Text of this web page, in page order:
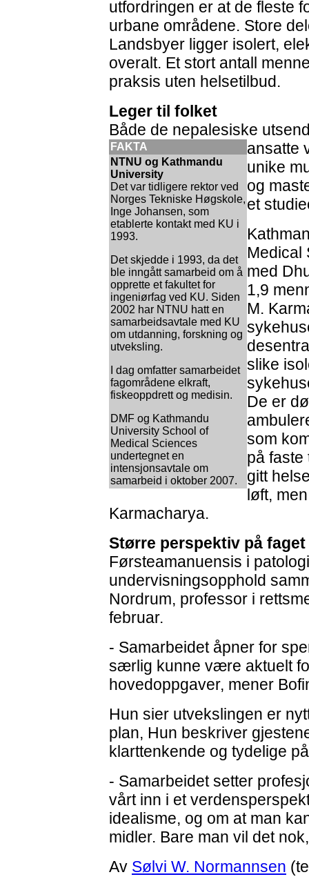
utfordringen er at de fleste
urbane områdene. Store
Landsbyer ligger isolert,
overalt. Et stort antall
praksis uten helsetilbud.
Leger til folket
Både de nepalesiske
ansatte
FAKTA
NTNU og Kathmandu
University
Det var tidligere rektor ved
Norges Tekniske Høgskole,
Inge Johansen, som
etablerte kontakt med KU i
1993.
Det skjedde i 1993, da det
ble inngått samarbeid om å
opprette et fakultet for
ingeniørfag ved KU. Siden
2002 har NTNU hatt en
samarbeidsavtale med KU
om utdanning, forskning og
utveksling.
I dag omfatter samarbeidet
fagområdene elkraft,
fiskeoppdrett og medisin.
DMF og Kathmandu
University School of
Medical Sciences
undertegnet en
intensjonsavtale om
samarbeid i oktober 2007.
unike
og
et
Medical
med
1,9
M.
slike
De er
som
på faste
gitt
løft,
Karmacharya.
Større perspektiv på faget
Førsteamanuensis i
undervisningsopphold
Nordrum, professor i
februar.
- Samarbeidet åpner for
særlig kunne være aktuelt
hovedoppgaver, mener
Hun sier utvekslingen er
plan, Hun beskriver
klarttenkende og tydelige
- Samarbeidet setter
vårt inn i et
idealisme, og om at man
midler. Bare man vil det
Av Sølvi W. Normannsen